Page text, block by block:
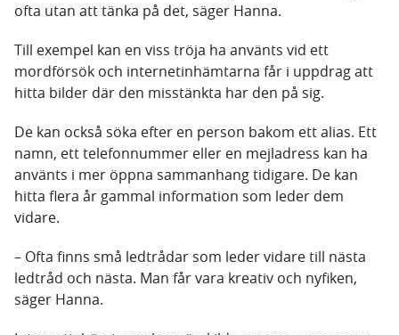
ofta utan att tänka på det, säger Hanna.
Till exempel kan en viss tröja ha använts vid ett
mordförsök och internetinhämtarna får i uppdrag att
hitta bilder där den misstänkta har den på sig.
De kan också söka efter en person bakom ett alias. Ett
namn, ett telefonnummer eller en mejladress kan ha
använts i mer öppna sammanhang tidigare. De kan
hitta flera år gammal information som leder dem
vidare.
– Ofta finns små ledtrådar som leder vidare till nästa
ledtråd och nästa. Man får vara kreativ och nyfiken,
säger Hanna.